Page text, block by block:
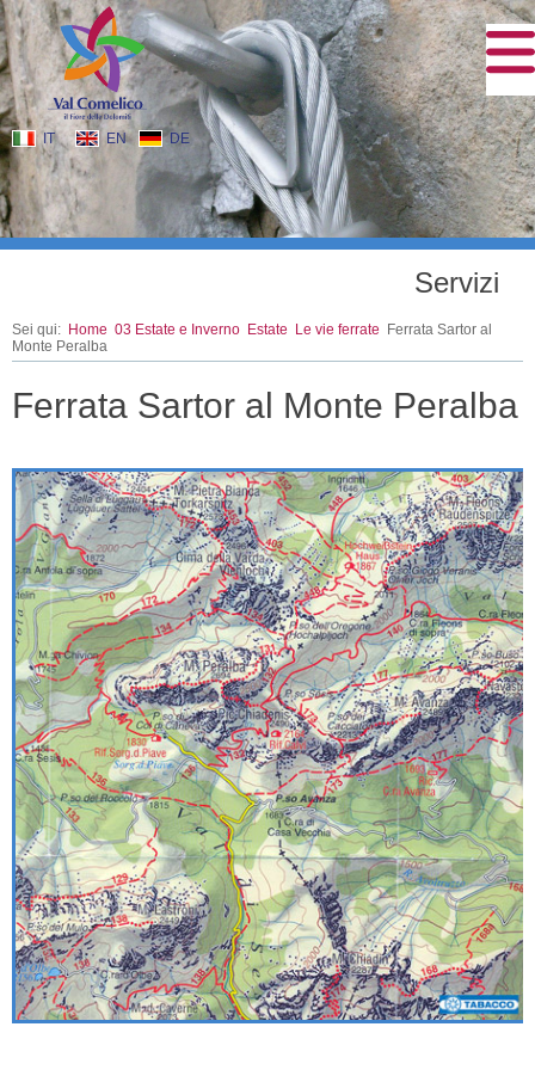
IT EN DE
Servizi
Sei qui: Home 03 Estate e Inverno Estate Le vie ferrate
Ferrata Sartor al
Monte Peralba
Ferrata Sartor al Monte Peralba